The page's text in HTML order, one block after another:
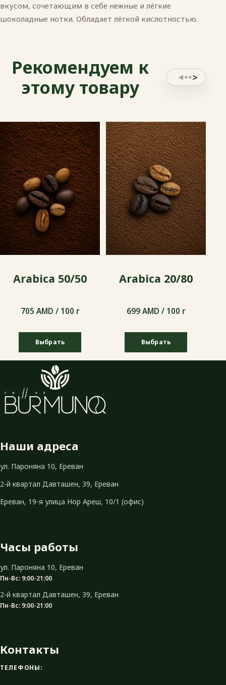
вкусом, сочетающим в себе нежные и лёгкие
шоколадные нотки. Обладает лёгкой кислотностью.
Рекомендуем к
этому товару
Arabica 50/50
705 AMD / 100 г
Выбрать
705 AMD / 100 г
Arabica 20/80
699 AMD / 100 г
Выбрать
699 AMD / 100 г
Наши адреса
ул. Пароняна 10, Ереван
2-й квартал Давташен, 39, Ереван
Ереван, 19-я улица Нор Ареш, 10/1 (офис)
Часы работы
ул. Пароняна 10, Ереван
Пн-Вс: 9:00-21:00
2-й квартал Давташен, 39, Ереван
Пн-Вс: 9:00-21:00
Контакты
ТЕЛЕФОНЫ: